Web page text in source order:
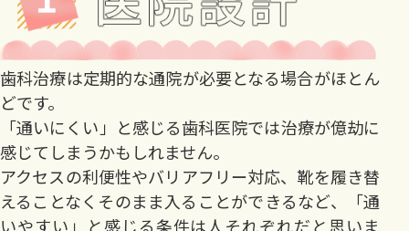
歯科治療は定期的な通院が必要となる場合がほとん
どです。
「通いにくい」と感じる歯科医院では治療が億劫に
感じてしまうかもしれません。
アクセスの利便性やバリアフリー対応、靴を履き替
えることなくそのまま入ることができるなど、「通
いやすい」と感じる条件は人それぞれだと思いま